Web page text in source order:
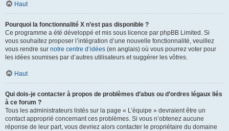
Haut
Pourquoi la fonctionnalité X n’est pas disponible ?
Ce programme a été développé et mis sous licence par phpBB Limited. Si
vous souhaitez proposer l’intégration d’une nouvelle fonctionnalité, veuillez
vous rendre sur notre centre d’idées (en anglais) où vous pourrez voter pour
les idées soumises par d’autres utilisateurs et suggérer les vôtres.
Haut
Qui dois-je contacter à propos de problèmes d’abus ou d’ordres légaux liés
à ce forum ?
Tous les administrateurs listés sur la page « L’équipe » devraient être un
contact approprié concernant ces problèmes. Si vous n’obtenez aucune
réponse de leur part, vous devriez alors contacter le propriétaire du domaine